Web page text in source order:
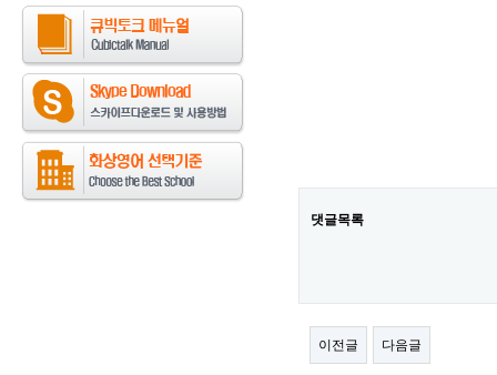
댓글목록
이전글 다음글